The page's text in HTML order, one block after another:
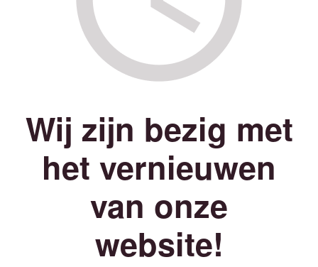
Wij zijn bezig met
het vernieuwen
van onze
website!